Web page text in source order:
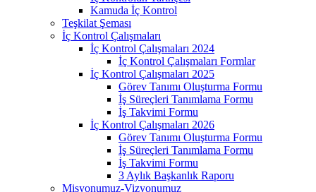
Kamuda İç Kontrol
Teşkilat Şeması
İç Kontrol Çalışmaları
İç Kontrol Çalışmaları 2024
İç Kontrol Çalışmaları Formlar
İç Kontrol Çalışmaları 2025
Görev Tanımı Oluşturma Formu
İş Süreçleri Tanımlama Formu
İş Takvimi Formu
İç Kontrol Çalışmaları 2026
Görev Tanımı Oluşturma Formu
İş Süreçleri Tanımlama Formu
İş Takvimi Formu
3 Aylık Başkanlık Raporu
Misyonumuz-Vizyonumuz